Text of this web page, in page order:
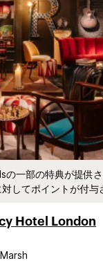
の一部の特典が提供
してポイントが付与
Hotel London